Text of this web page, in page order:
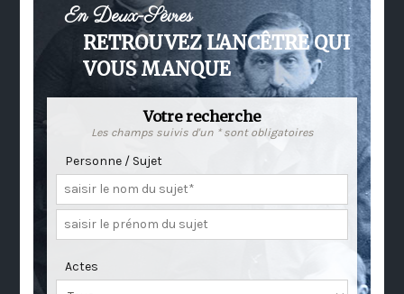
En Deux-Sèvres
RETROUVEZ L'ANCÊTRE QUI
VOUS MANQUE
Votre recherche
Les champs suivis d'un * sont obligatoires
Personne / Sujet
Actes